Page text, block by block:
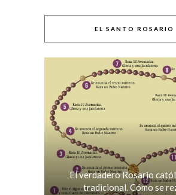
EL SANTO ROSARIO
El verdadero Rosario
tradicional. Cómo se